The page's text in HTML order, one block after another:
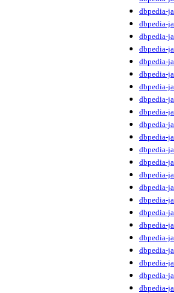
dbpedia-ja
dbpedia-ja
dbpedia-ja
dbpedia-ja
dbpedia-ja
dbpedia-ja
dbpedia-ja
dbpedia-ja
dbpedia-ja
dbpedia-ja
dbpedia-ja
dbpedia-ja
dbpedia-ja
dbpedia-ja
dbpedia-ja
dbpedia-ja
dbpedia-ja
dbpedia-ja
dbpedia-ja
dbpedia-ja
dbpedia-ja
dbpedia-ja
dbpedia-ja